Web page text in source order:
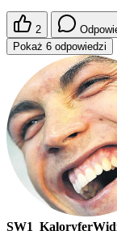
2
Pokaż 6 odpowiedzi